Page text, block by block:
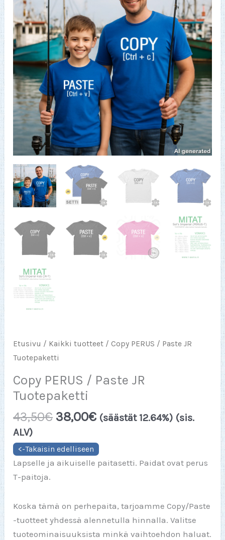
Etusivu / Kaikki tuotteet / Copy PERUS / Paste JR
Tuotepaketti
Copy PERUS / Paste JR
Tuotepaketti
43,50€ 38,00€ (säästät 12.64%) (sis.
ALV)
Lapselle ja aikuiselle paitasetti. Paidat ovat perus
T-paitoja.
Koska tämä on perhepaita, tarjoamme Copy/Paste
-tuotteet yhdessä alennetulla hinnalla. Valitse
tuoteominaisuuksista minkä vaihtoehdon haluat.